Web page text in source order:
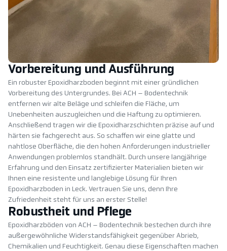
Vorbereitung und Ausführung
Ein robuster Epoxidharzboden beginnt mit einer gründlichen
Vorbereitung des Untergrundes. Bei ACH – Bodentechnik
entfernen wir alte Beläge und schleifen die Fläche, um
Unebenheiten auszugleichen und die Haftung zu optimieren.
Anschließend tragen wir die Epoxidharzschichten präzise auf und
härten sie fachgerecht aus. So schaffen wir eine glatte und
nahtlose Oberfläche, die den hohen Anforderungen industrieller
Anwendungen problemlos standhält. Durch unsere langjährige
Erfahrung und den Einsatz zertifizierter Materialien bieten wir
Ihnen eine resistente und langlebige Lösung für Ihren
Epoxidharzboden in Leck. Vertrauen Sie uns, denn Ihre
Zufriedenheit steht für uns an erster Stelle!
Robustheit und Pflege
Epoxidharzböden von ACH – Bodentechnik bestechen durch ihre
außergewöhnliche Widerstandsfähigkeit gegenüber Abrieb,
Chemikalien und Feuchtigkeit. Genau diese Eigenschaften machen